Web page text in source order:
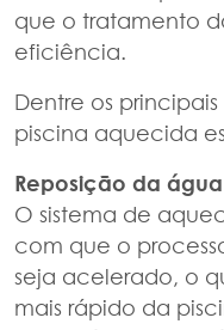
que o tratamento
eficiência.
Dentre os
piscina aquecida
Reposição da
O sistema de
com que o
seja acelerado, o
mais rápido da